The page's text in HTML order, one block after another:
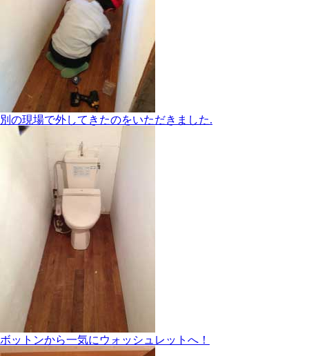
別の現場で外してきたのをいただきました.
ボットンから一気にウォッシュレットへ！